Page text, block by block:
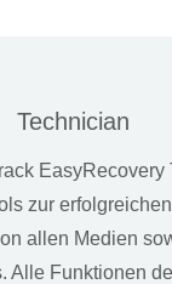
Technician
EasyRecovery
zur erfolgreichen
allen Medien
Alle Funktionen